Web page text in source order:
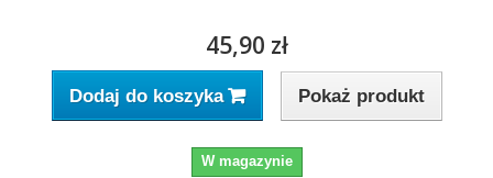
45,90 zł
Dodaj do koszyka Pokaż produkt
W magazynie